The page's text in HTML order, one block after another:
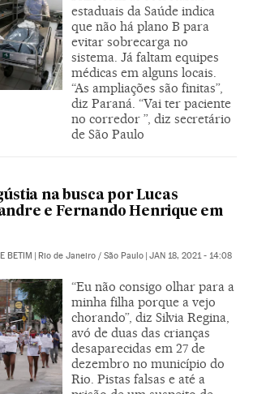
estaduais da Saúde indica
que não há plano B para
evitar sobrecarga no
sistema. Já faltam equipes
médicas em alguns locais.
“As ampliações são finitas”,
diz Paraná. “Vai ter paciente
no corredor ”, diz secretário
de São Paulo
na busca por Lucas
e Fernando Henrique em
BETIM | Rio de Janeiro / São Paulo | JAN 18, 2021 - 14:08
“Eu não consigo olhar para a
minha filha porque a vejo
chorando”, diz Silvia Regina,
avó de duas das crianças
desaparecidas em 27 de
dezembro no município do
Rio. Pistas falsas e até a